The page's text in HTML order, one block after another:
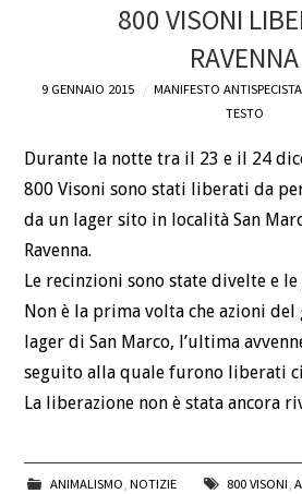
ACQUISTALO
BLOG
CONTATTI
800 VISONI
RAVENNA
9 GENNAIO 2015 MANIFESTO ANTISPECISTA
TESTO
Durante la notte tra il 23 e il 24
800 Visoni sono stati liberati da
da un lager sito in località San
Ravenna.
Le recinzioni sono state divelte e
Non è la prima volta che azioni del
lager di San Marco, l’ultima
seguito alla quale furono liberati
La liberazione non è stata ancora
ANIMALISMO, NOTIZIE 800 VISONI,